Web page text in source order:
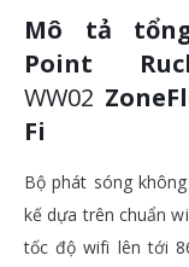
Mô tả
Point
WW02
Fi
Bộ phát sóng
kế dựa trên chuẩn
tốc độ wifi lên tới